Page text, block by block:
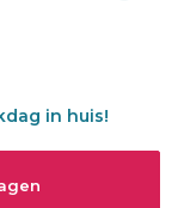
in huis!